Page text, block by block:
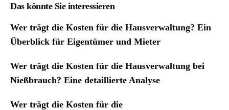
Das könnte Sie interessieren
Wer trägt die Kosten für die Hausverwaltung? Ein
Überblick für Eigentümer und Mieter
Wer trägt die Kosten für die Hausverwaltung bei
Nießbrauch? Eine detaillierte Analyse
Wer trägt die Kosten für die